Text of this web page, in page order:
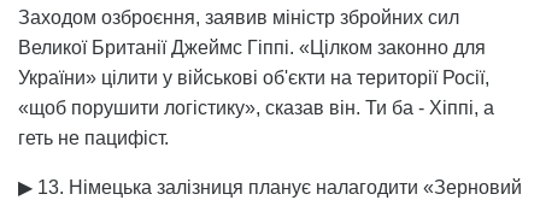
Заходом озброєння, заявив міністр збройних сил
Великої Британії Джеймс Гіппі. «Цілком законно для
України» цілити у військові об'єкти на території Росії,
«щоб порушити логістику», сказав він. Ти ба - Хіппі, а
геть не пацифіст.
▶ 13. Німецька залізниця планує налагодити «Зерновий